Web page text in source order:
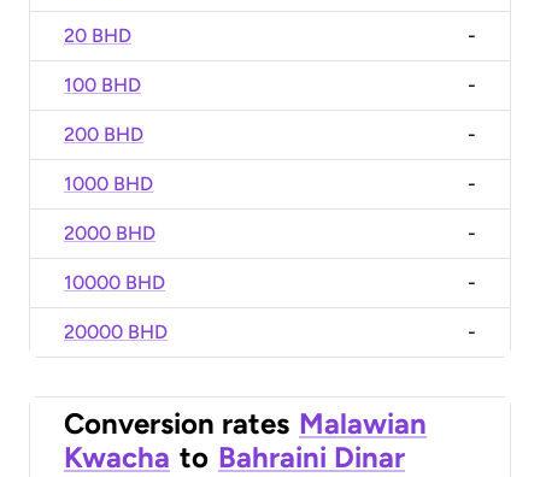
20 BHD -
100 BHD -
200 BHD -
1000 BHD -
2000 BHD -
10000 BHD -
20000 BHD -
Conversion rates Malawian
Kwacha to Bahraini Dinar